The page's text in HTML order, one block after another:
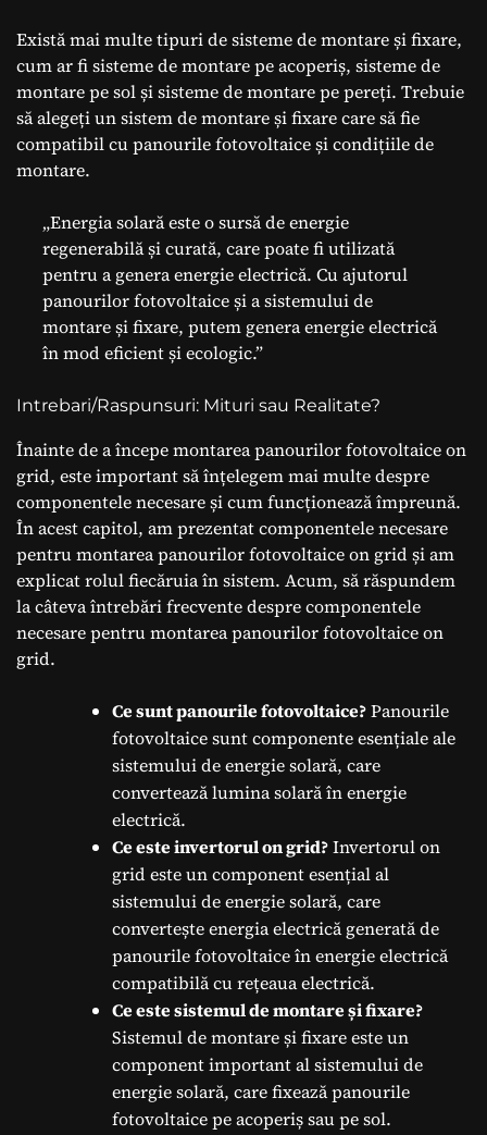
Există mai multe tipuri de sisteme de montare și fixare,
cum ar fi sisteme de montare pe acoperiș, sisteme de
montare pe sol și sisteme de montare pe pereți. Trebuie
să alegeți un sistem de montare și fixare care să fie
compatibil cu panourile fotovoltaice și condițiile de
montare.
„Energia solară este o sursă de energie
regenerabilă și curată, care poate fi utilizată
pentru a genera energie electrică. Cu ajutorul
panourilor fotovoltaice și a sistemului de
montare și fixare, putem genera energie electrică
în mod eficient și ecologic.”
Intrebari/Raspunsuri: Mituri sau Realitate?
Înainte de a începe montarea panourilor fotovoltaice on
grid, este important să înțelegem mai multe despre
componentele necesare și cum funcționează împreună.
În acest capitol, am prezentat componentele necesare
pentru montarea panourilor fotovoltaice on grid și am
explicat rolul fiecăruia în sistem. Acum, să răspundem
la câteva întrebări frecvente despre componentele
necesare pentru montarea panourilor fotovoltaice on
grid.
Ce sunt panourile fotovoltaice?Panourile
fotovoltaice sunt componente esențiale ale
sistemului de energie solară, care
convertează lumina solară în energie
electrică.
Ce este invertorul on grid?Invertorul on
grid este un component esențial al
sistemului de energie solară, care
convertește energia electrică generată de
panourile fotovoltaice în energie electrică
compatibilă cu rețeaua electrică.
Ce este sistemul de montare și fixare?
Sistemul de montare și fixare este un
component important al sistemului de
energie solară, care fixează panourile
fotovoltaice pe acoperiș sau pe sol.